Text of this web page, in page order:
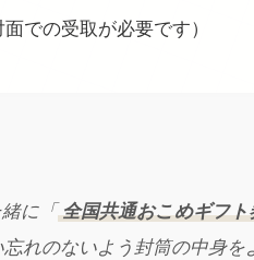
での受取が必要です）
に「 全国共通おこめギフト
れのないよう封筒の中身を